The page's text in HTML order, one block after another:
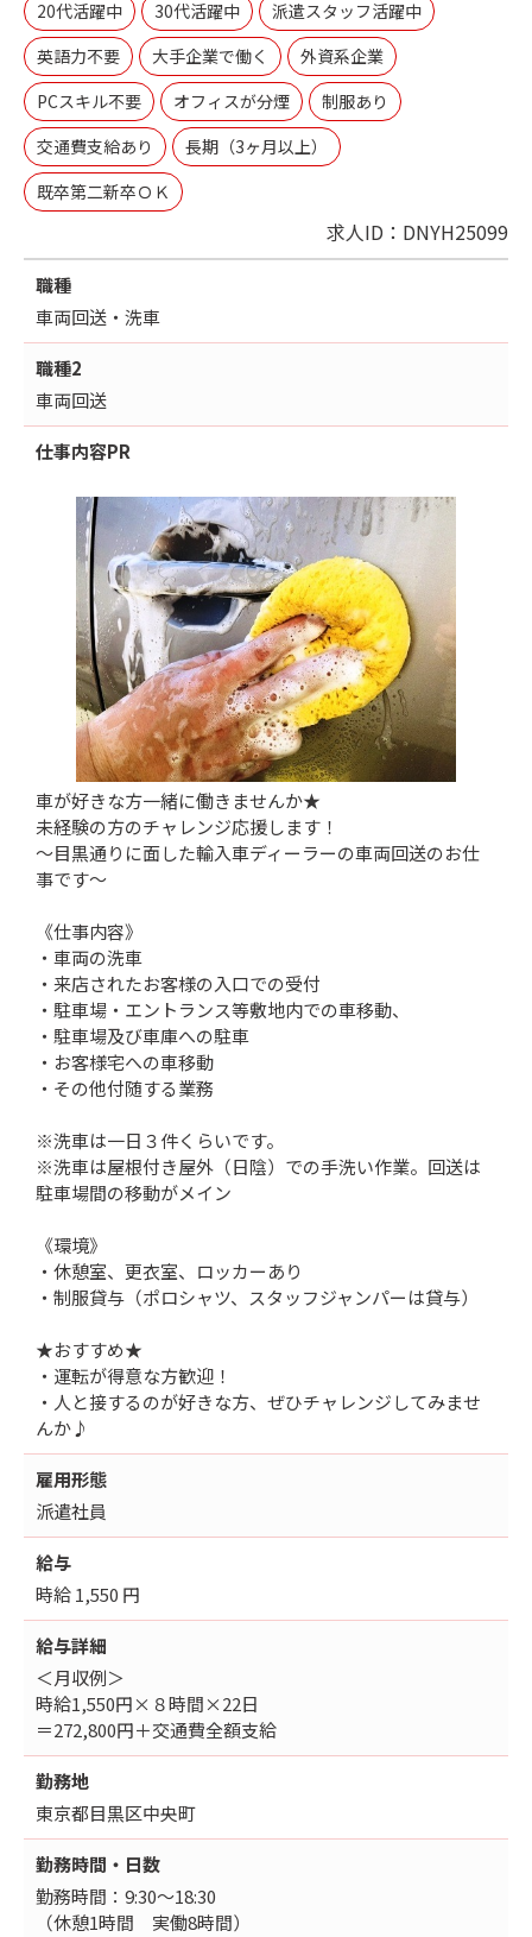
20代活躍中
30代活躍中
派遣スタッフ活躍中
英語力不要
大手企業で働く
外資系企業
PCスキル不要
オフィスが分煙
制服あり
交通費支給あり
長期（3ヶ月以上）
既卒第二新卒ＯＫ
求人ID：DNYH25099
職種
車両回送・洗車
職種2
車両回送
仕事内容PR
車が好きな方一緒に働きませんか★
未経験の方のチャレンジ応援します！
～目黒通りに面した輸入車ディーラーの車両回送のお仕
事です～
《仕事内容》
・車両の洗車
・来店されたお客様の入口での受付
・駐車場・エントランス等敷地内での車移動、
・駐車場及び車庫への駐車
・お客様宅への車移動
・その他付随する業務
※洗車は一日３件くらいです。
※洗車は屋根付き屋外（日陰）での手洗い作業。回送は
駐車場間の移動がメイン
《環境》
・休憩室、更衣室、ロッカーあり
・制服貸与（ポロシャツ、スタッフジャンパーは貸与）
★おすすめ★
・運転が得意な方歓迎！
・人と接するのが好きな方、ぜひチャレンジしてみませ
んか♪
雇用形態
派遣社員
給与
時給 1,550 円
給与詳細
＜月収例＞
時給1,550円×８時間×22日
＝272,800円＋交通費全額支給
勤務地
東京都目黒区中央町
勤務時間・日数
勤務時間：9:30～18:30
（休憩1時間 実働8時間）